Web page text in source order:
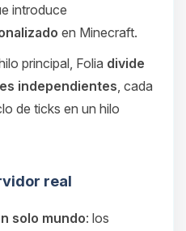
introduce
en Minecraft.
principal, Folia divide
independientes , cada
de ticks en un hilo
real
solo mundo: los